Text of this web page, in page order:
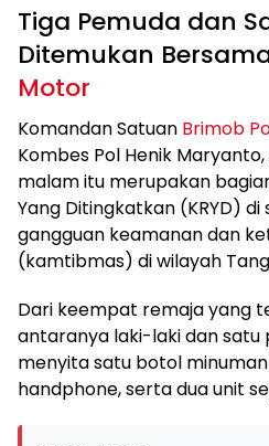
Tiga Pemuda dan
Ditemukan
Motor
Komandan Satuan Brimob
Kombes Pol Henik
malam itu merupakan
Yang Ditingkatkan (KRYD)
gangguan keamanan dan
(kamtibmas) di wilayah
Dari keempat remaja yang
antaranya laki-laki dan satu
menyita satu botol
handphone, serta dua unit